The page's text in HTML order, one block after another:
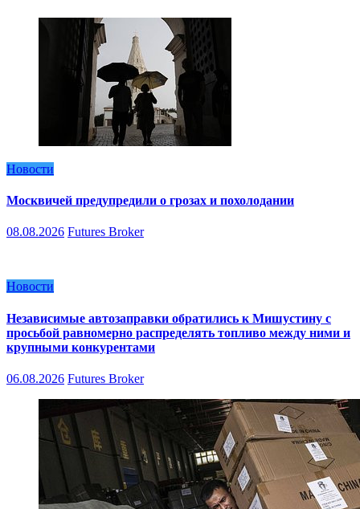
Новости
Москвичей предупредили о грозах и похолодании
08.08.2026 Futures Broker
Новости
Независимые автозаправки обратились к Мишустину с
просьбой равномерно распределять топливо между ними и
крупными конкурентами
06.08.2026 Futures Broker